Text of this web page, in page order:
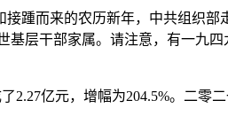
踵而来的农历新年，中共组织
层干部家属。请注意，有一九
亿元，增幅为204.5%。二零